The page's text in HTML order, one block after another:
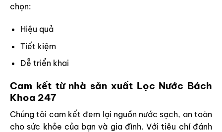
chọn:
Hiệu quả
Tiết kiệm
Dễ triển khai
Cam kết từ nhà sản xuất Lọc Nước Bách
Khoa 247
Chúng tôi cam kết đem lại nguồn nước sạch, an toàn
cho sức khỏe của bạn và gia đình. Với tiêu chí đánh